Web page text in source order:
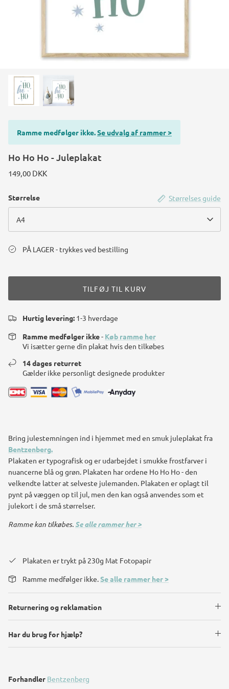
Konstruktions køretøj temafest
Ramme medfølger ikke.Se udvalg af rammer >
Ho Ho Ho - Juleplakat
149,00 DKK
Størrelses guide
Størrelse
A4
PÅ LAGER - trykkes ved bestilling
TILFØJ TIL KURV
Hurtig levering: 1-3 hverdage
Ramme medfølger ikke- Køb ramme her
Vi isætter gerne din plakat hvis den tilkøbes
14 dages returret
Gælder ikke personligt designede produkter
Bring julestemningen ind i hjemmet med en smuk juleplakat fra
Bentzenberg.
Plakaten er typografisk og er udarbejdet i smukke frostfarver i
nuancerne blå og grøn. Plakaten har ordene Ho Ho Ho - den
velkendte latter at selveste julemanden. Plakaten er oplagt til
pynt på væggen op til jul, men den kan også anvendes som et
julekort i de små størrelser.
Ramme kan tilkøbes. Se alle rammer her >
Plakaten er trykt på 230g Mat Fotopapir
Ramme medfølger ikke.Se alle rammer her >
Returnering og reklamation
Har du brug for hjælp?
Forhandler Bentzenberg